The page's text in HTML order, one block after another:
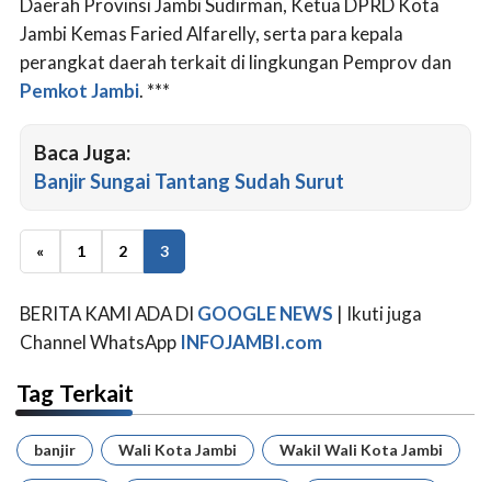
Daerah Provinsi Jambi Sudirman, Ketua DPRD Kota
Jambi Kemas Faried Alfarelly, serta para kepala
perangkat daerah terkait di lingkungan Pemprov dan
Pemkot Jambi. ***
Baca Juga:
Banjir Sungai Tantang Sudah Surut
« 1 2 3
BERITA KAMI ADA DI GOOGLE NEWS | Ikuti juga
Channel WhatsApp INFOJAMBI.com
Tag Terkait
banjir Wali Kota Jambi Wakil Wali Kota Jambi